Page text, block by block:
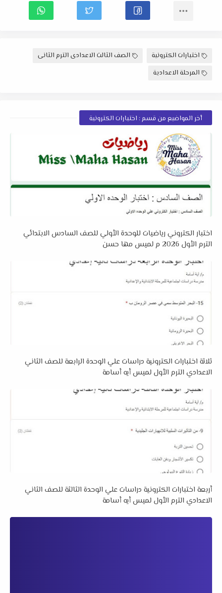
اختبارات الكترونية
الصف الثالث الاعدادى الترم الثانى
المرحلة الاعدادية
أخر المواضيع من قسم : اختبارات الكترونية
اختبار الكتروني رياضيات للوحدة الأولي للصف السادس الابتدائي
الترم الأول 2026 م لميس مها حسن
ثلاثة اختبارات الكترونية دراسات علي الوحدة الرابعة للصف الثاني
الاعدادي الترم الأول لميس أيه أسامة
أربعة اختبارات الكترونية دراسات علي الوحدة الثالثة للصف الثاني
الاعدادي الترم الأول لميس أيه أسامة